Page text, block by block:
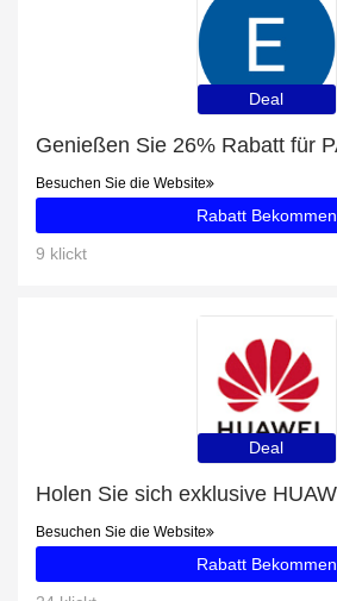
Deal
Besuchen Sie die Website
Rabatt Bekommen
9 klickt
Deal
Besuchen Sie die Website
Rabatt Bekommen